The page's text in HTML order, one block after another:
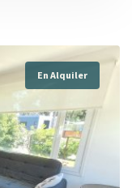
En Alquiler